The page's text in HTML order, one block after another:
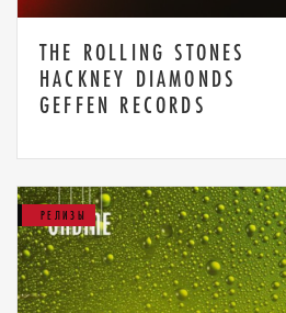
THE ROLLING STONES
HACKNEY DIAMONDS
GEFFEN RECORDS
РЕЛИЗЫ